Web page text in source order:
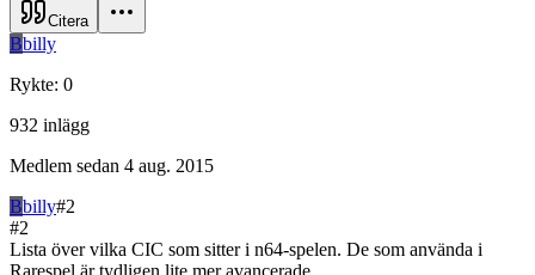
Citera
Bbilly
Rykte: 0
932 inlägg
Medlem sedan 4 aug. 2015
Bbilly#2
#2
Lista över vilka CIC som sitter i n64-spelen. De som använda i
Rarespel är tydligen lite mer avancerade